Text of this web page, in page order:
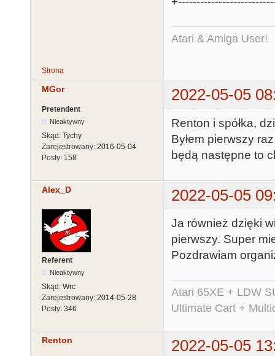
Atari & Amiga User!
Strona
MGor 2022-05-05
Pretendent
Nieaktywny
Skąd: Tychy
Zarejestrowany: 2016-05-04
Posty: 158
Renton i spółka,
Byłem pierwszy
będą następne to
Alex_D 2022-05-05
Referent
Nieaktywny
Skąd: Wrc
Zarejestrowany: 2014-05-28
Posty: 346
Ja również dzięki
pierwszy. Super
Pozdrawiam
Atari 65XE + LDW
Ultimate Cart +
Renton 2022-05-05